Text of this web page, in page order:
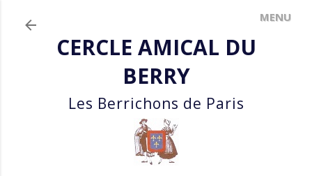
CERCLE AMICAL DU
BERRY
Les Berrichons de Paris